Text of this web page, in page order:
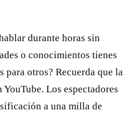
durante horas sin
o conocimientos tienes
para otros? Recuerda que la
Los espectadores
a una milla de